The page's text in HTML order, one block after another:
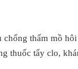
thấm mồ
thuốc tẩy clo,